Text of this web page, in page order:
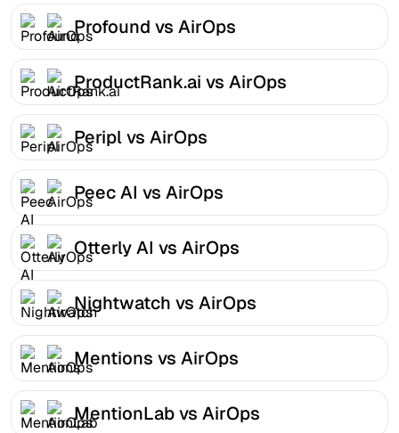
Profound vs AirOps
ProductRank.ai vs AirOps
Peripl vs AirOps
Peec AI vs AirOps
Otterly AI vs AirOps
Nightwatch vs AirOps
Mentions vs AirOps
MentionLab vs AirOps